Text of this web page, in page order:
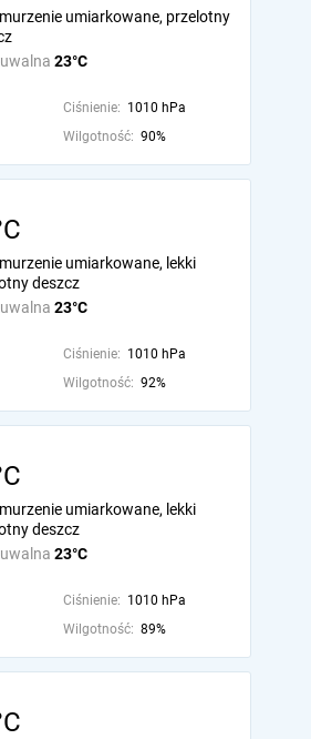
23°C
umiarkowane, przelotny
Ciśnienie: 1010 hPa
Wilgotność: 90%
23°C
umiarkowane, lekki
deszcz
Ciśnienie: 1010 hPa
Wilgotność: 92%
23°C
umiarkowane, lekki
deszcz
Ciśnienie: 1010 hPa
Wilgotność: 89%